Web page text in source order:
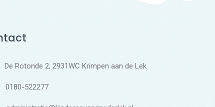
De Rotonde 2, 2931WC Krimpen aan de Lek
0180-522277